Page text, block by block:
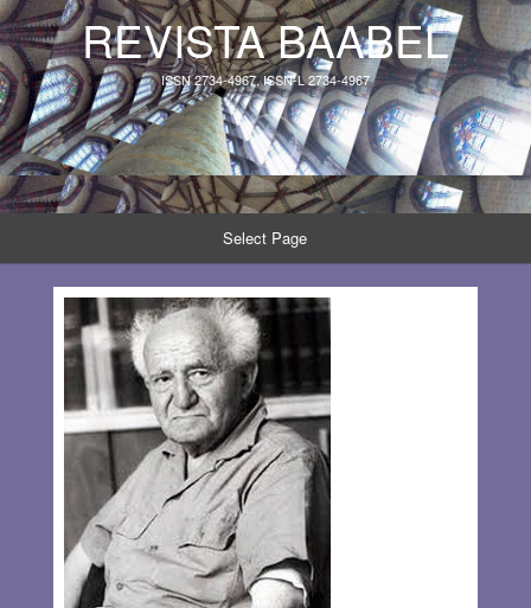
REVISTA BAABEL
ISSN 2734-4967, ISSN-L 2734-4967
Select Page